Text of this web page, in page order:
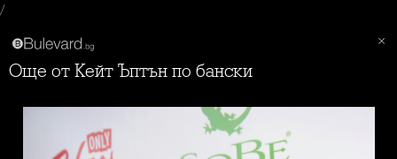
/
Още от Кейт Ъптън по бански